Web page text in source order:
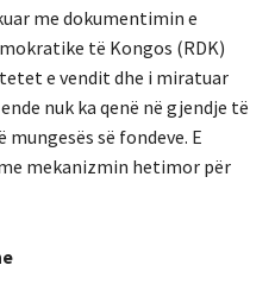
me dokumentimin e
të Kongos (RDK)
e vendit dhe i miratuar
nuk ka qenë në gjendje të
së fondeve. E
mekanizmin hetimor për